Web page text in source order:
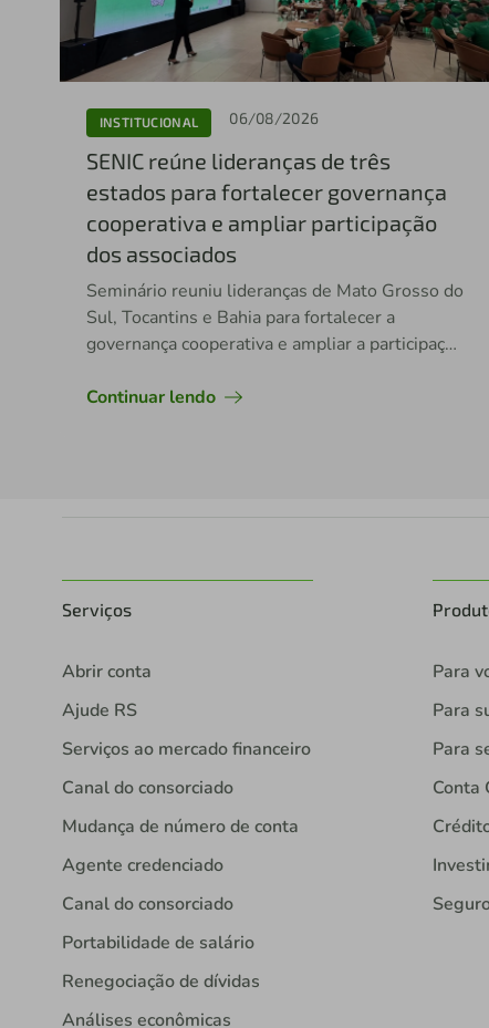
INSTITUCIONAL 06/08/2026
SENIC reúne lideranças de três
estados para fortalecer governança
cooperativa e ampliar participação
dos associados
Seminário reuniu lideranças de Mato Grosso do
Sul, Tocantins e Bahia para fortalecer a
governança cooperativa e ampliar a participação
Continuar lendo
Serviços
Abrir conta
Ajude RS
Serviços ao mercado financeiro
Canal do consorciado
Mudança de número de conta
Agente credenciado
Canal do consorciado
Portabilidade de salário
Renegociação de dívidas
Análises econômicas
Para
Para
Para
Conta